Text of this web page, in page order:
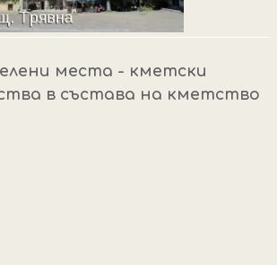
места - кметски
в състава на кметство